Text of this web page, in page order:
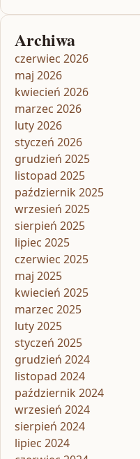
Archiwa
czerwiec 2026
maj 2026
kwiecień 2026
marzec 2026
luty 2026
styczeń 2026
grudzień 2025
listopad 2025
październik 2025
wrzesień 2025
sierpień 2025
lipiec 2025
czerwiec 2025
maj 2025
kwiecień 2025
marzec 2025
luty 2025
styczeń 2025
grudzień 2024
listopad 2024
październik 2024
wrzesień 2024
sierpień 2024
lipiec 2024